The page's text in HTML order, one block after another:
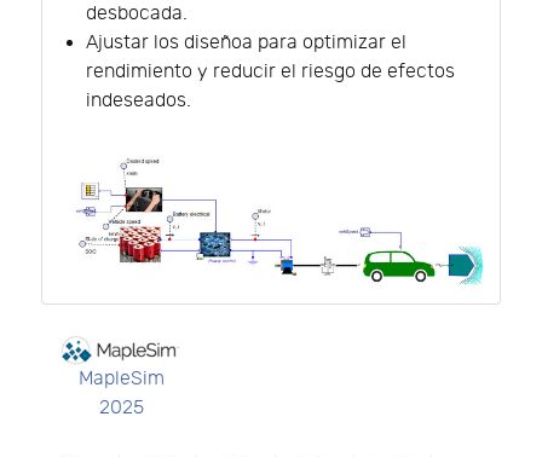
desbocada.
Ajustar los diseñoa para optimizar el
rendimiento y reducir el riesgo de efectos
indeseados.
MapleSim
2025